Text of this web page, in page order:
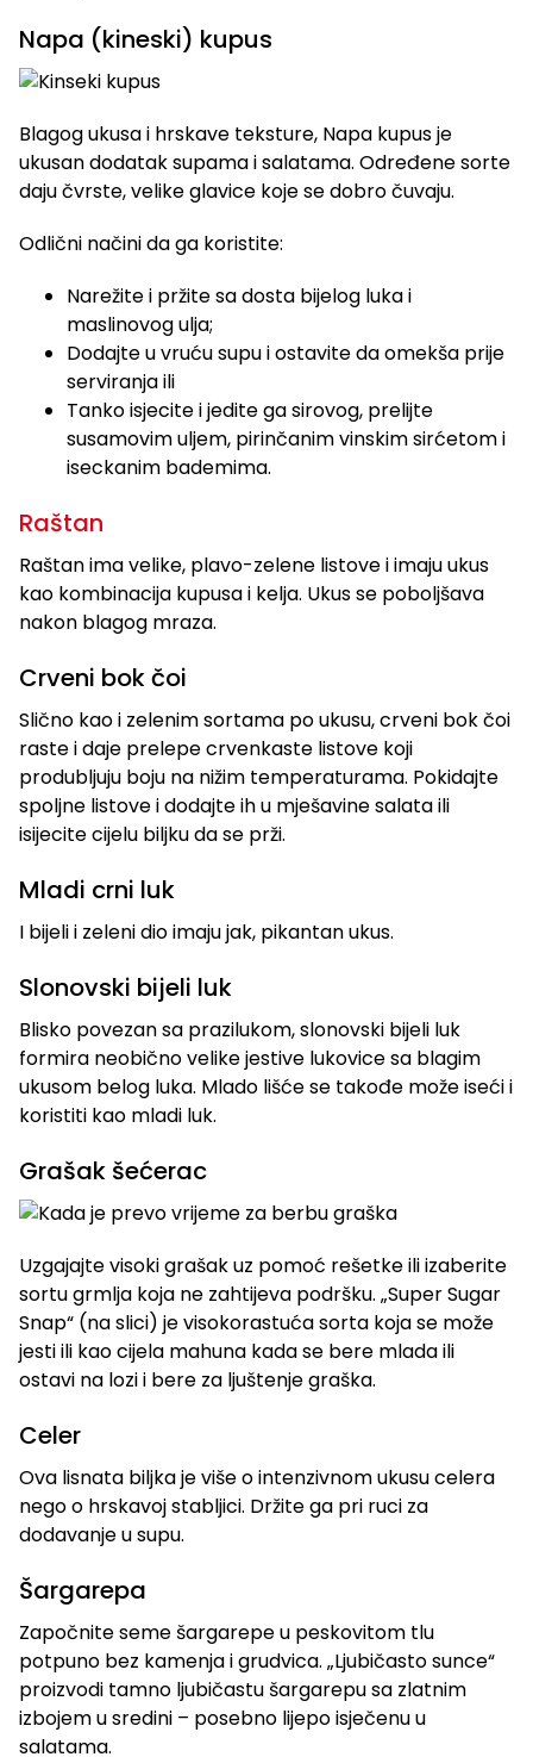
Napa (kineski) kupus
Blagog ukusa i hrskave teksture, Napa kupus je
ukusan dodatak supama i salatama. Određene sorte
daju čvrste, velike glavice koje se dobro čuvaju.
Odlični načini da ga koristite:
Narežite i pržite sa dosta bijelog luka i
maslinovog ulja;
Dodajte u vruću supu i ostavite da omekša prije
serviranja ili
Tanko isjecite i jedite ga sirovog, prelijte
susamovim uljem, pirinčanim vinskim sirćetom i
iseckanim bademima.
Raštan
Raštan ima velike, plavo-zelene listove i imaju ukus
kao kombinacija kupusa i kelja. Ukus se poboljšava
nakon blagog mraza.
Crveni bok čoi
Slično kao i zelenim sortama po ukusu, crveni bok čoi
raste i daje prelepe crvenkaste listove koji
produbljuju boju na nižim temperaturama. Pokidajte
spoljne listove i dodajte ih u mješavine salata ili
isijecite cijelu biljku da se prži.
Mladi crni luk
I bijeli i zeleni dio imaju jak, pikantan ukus.
Slonovski bijeli luk
Blisko povezan sa prazilukom, slonovski bijeli luk
formira neobično velike jestive lukovice sa blagim
ukusom belog luka. Mlado lišće se takođe može iseći i
koristiti kao mladi luk.
Grašak šećerac
Uzgajajte visoki grašak uz pomoć rešetke ili izaberite
sortu grmlja koja ne zahtijeva podršku. „Super Sugar
Snap“ (na slici) je visokorastuća sorta koja se može
jesti ili kao cijela mahuna kada se bere mlada ili
ostavi na lozi i bere za ljuštenje graška.
Celer
Ova lisnata biljka je više o intenzivnom ukusu celera
nego o hrskavoj stabljici. Držite ga pri ruci za
dodavanje u supu.
Šargarepa
Započnite seme šargarepe u peskovitom tlu
potpuno bez kamenja i grudvica. „Ljubičasto sunce“
proizvodi tamno ljubičastu šargarepu sa zlatnim
izbojem u sredini – posebno lijepo isječenu u
salatama.